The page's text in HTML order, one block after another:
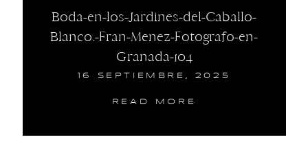
Boda-en-los-Jardines-del-Caballo-
Blanco.-Fran-Menez-Fotografo-en-
Granada-104
16 SEPTIEMBRE, 2025
READ MORE